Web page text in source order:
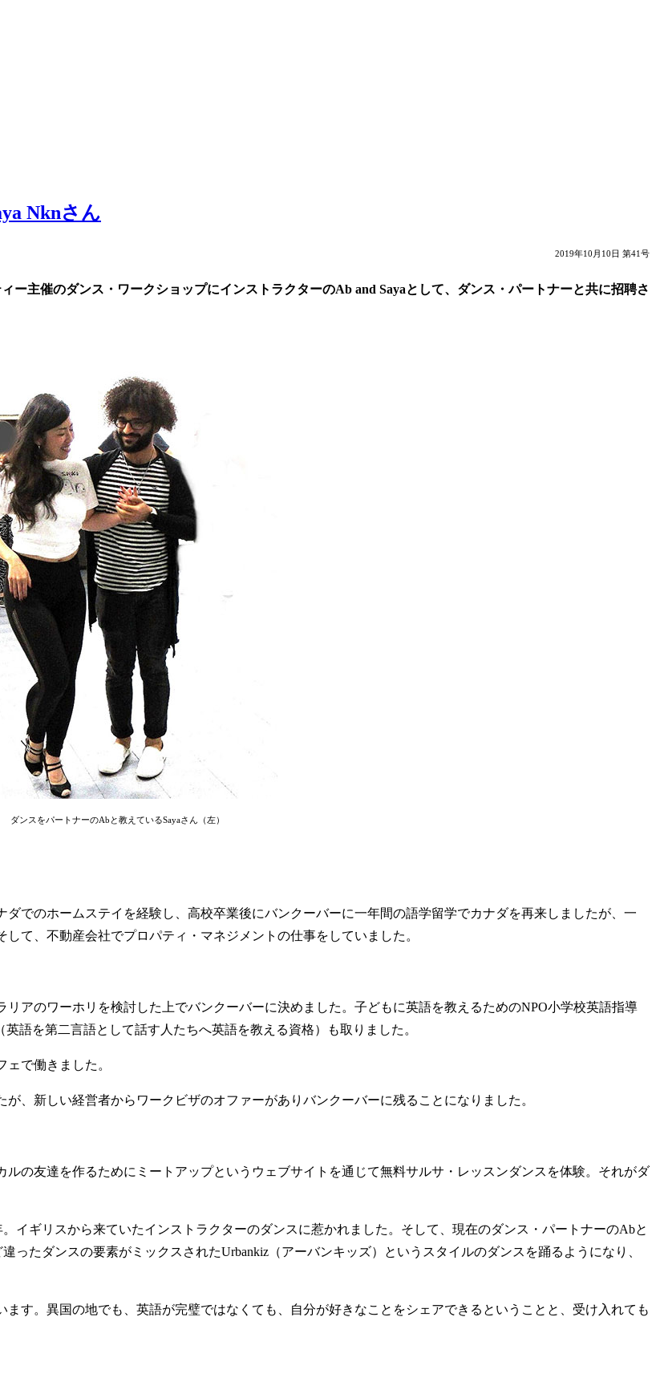
Nknさん
2019年10月10日 第41号
ー主催のダンス・ワークショップにインストラクターのAb and Sayaとして、ダンス・パートナーと共に招聘さ
ダンスをパートナーのAbと教えているSayaさん（左）
でのホームステイを経験し、高校卒業後にバンクーバーに一年間の語学留学でカナダを再来しましたが、一
て、不動産会社でプロパティ・マネジメントの仕事をしていました。
アのワーホリを検討した上でバンクーバーに決めました。子どもに英語を教えるためのNPO小学校英語指導
語を第二言語として話す人たちへ英語を教える資格）も取りました。
で働きました。
、新しい経営者からワークビザのオファーがありバンクーバーに残ることになりました。
の友達を作るためにミートアップというウェブサイトを通じて無料サルサ・レッスンダンスを体験。それがダ
イギリスから来ていたインストラクターのダンスに惹かれました。そして、現在のダンス・パートナーのAbと
ったダンスの要素がミックスされたUrbankiz（アーバンキッズ）というスタイルのダンスを踊るようになり、
す。異国の地でも、英語が完璧ではなくても、自分が好きなことをシェアできるということと、受け入れても